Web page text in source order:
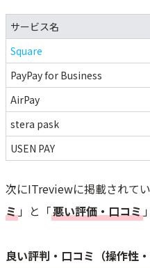
不可）
Square決済のデメリット
レシート印刷にはプリンターか
即時入金は手数料あり・翌日入金
ほ銀行）
分割払い・リボ払いに対応してい
アカウント凍結リスクがある
電子マネー・QRコード決済の手
Square決済を他社と徹底比較
人気の決済サービスとの比較｜
Square決済の端末5種類と選び方
サービス名
Square
PayPay for Business
AirPay
stera pask
USEN PAY
次にITreviewに掲載されて
ミ」と「悪い評価・口コミ
良い評判・口コミ（操作性